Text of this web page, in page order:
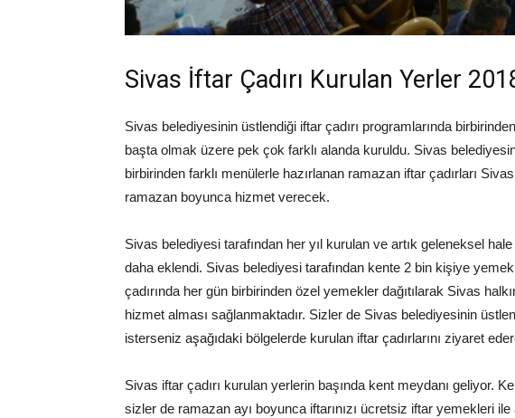
Sivas İftar Çadırı Kurulan Yerler
Sivas belediyesinin üstlendiği iftar çadırı programlarında
başta olmak üzere pek çok farklı alanda kuruldu. Sivas
birbirinden farklı menülerle hazırlanan ramazan iftar çadırları
ramazan boyunca hizmet verecek.
Sivas belediyesi tarafından her yıl kurulan ve artık geleneksel
daha eklendi. Sivas belediyesi tarafından kente 2 bin kişiye
çadırında her gün birbirinden özel yemekler dağıtılarak Sivas
hizmet alması sağlanmaktadır. Sizler de Sivas belediyesinin
isterseniz aşağıdaki bölgelerde kurulan iftar çadırlarını ziyaret
Sivas iftar çadırı kurulan yerlerin başında kent meydanı geliyor.
sizler de ramazan ayı boyunca iftarınızı ücretsiz iftar yemekleri